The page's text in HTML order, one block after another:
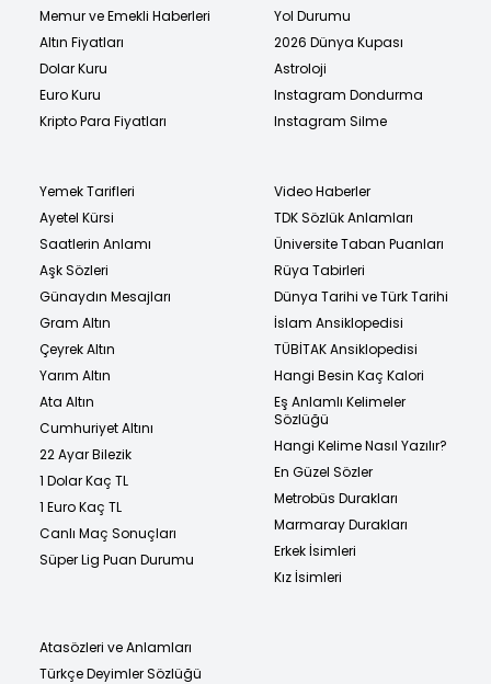
Memur ve Emekli Haberleri
Altın Fiyatları
Dolar Kuru
Euro Kuru
Kripto Para Fiyatları
Yol Durumu
2026 Dünya Kupası
Astroloji
Instagram Dondurma
Instagram Silme
Yemek Tarifleri
Ayetel Kürsi
Saatlerin Anlamı
Aşk Sözleri
Günaydın Mesajları
Gram Altın
Çeyrek Altın
Yarım Altın
Ata Altın
Cumhuriyet Altını
22 Ayar Bilezik
1 Dolar Kaç TL
1 Euro Kaç TL
Canlı Maç Sonuçları
Süper Lig Puan Durumu
Video Haberler
TDK Sözlük Anlamları
Üniversite Taban Puanları
Rüya Tabirleri
Dünya Tarihi ve Türk Tarihi
İslam Ansiklopedisi
TÜBİTAK Ansiklopedisi
Hangi Besin Kaç Kalori
Eş Anlamlı Kelimeler
Sözlüğü
Hangi Kelime Nasıl Yazılır?
En Güzel Sözler
Metrobüs Durakları
Marmaray Durakları
Erkek İsimleri
Kız İsimleri
Atasözleri ve Anlamları
Türkçe Deyimler Sözlüğü